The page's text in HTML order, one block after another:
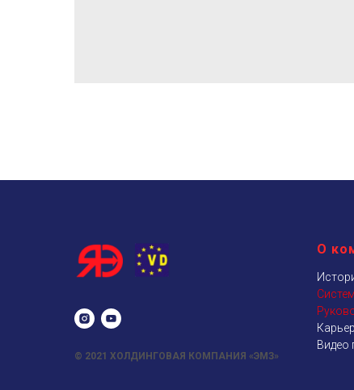
© 2021 ХОЛДИНГОВАЯ КОМПАНИЯ «ЭМЗ»
О
Видео